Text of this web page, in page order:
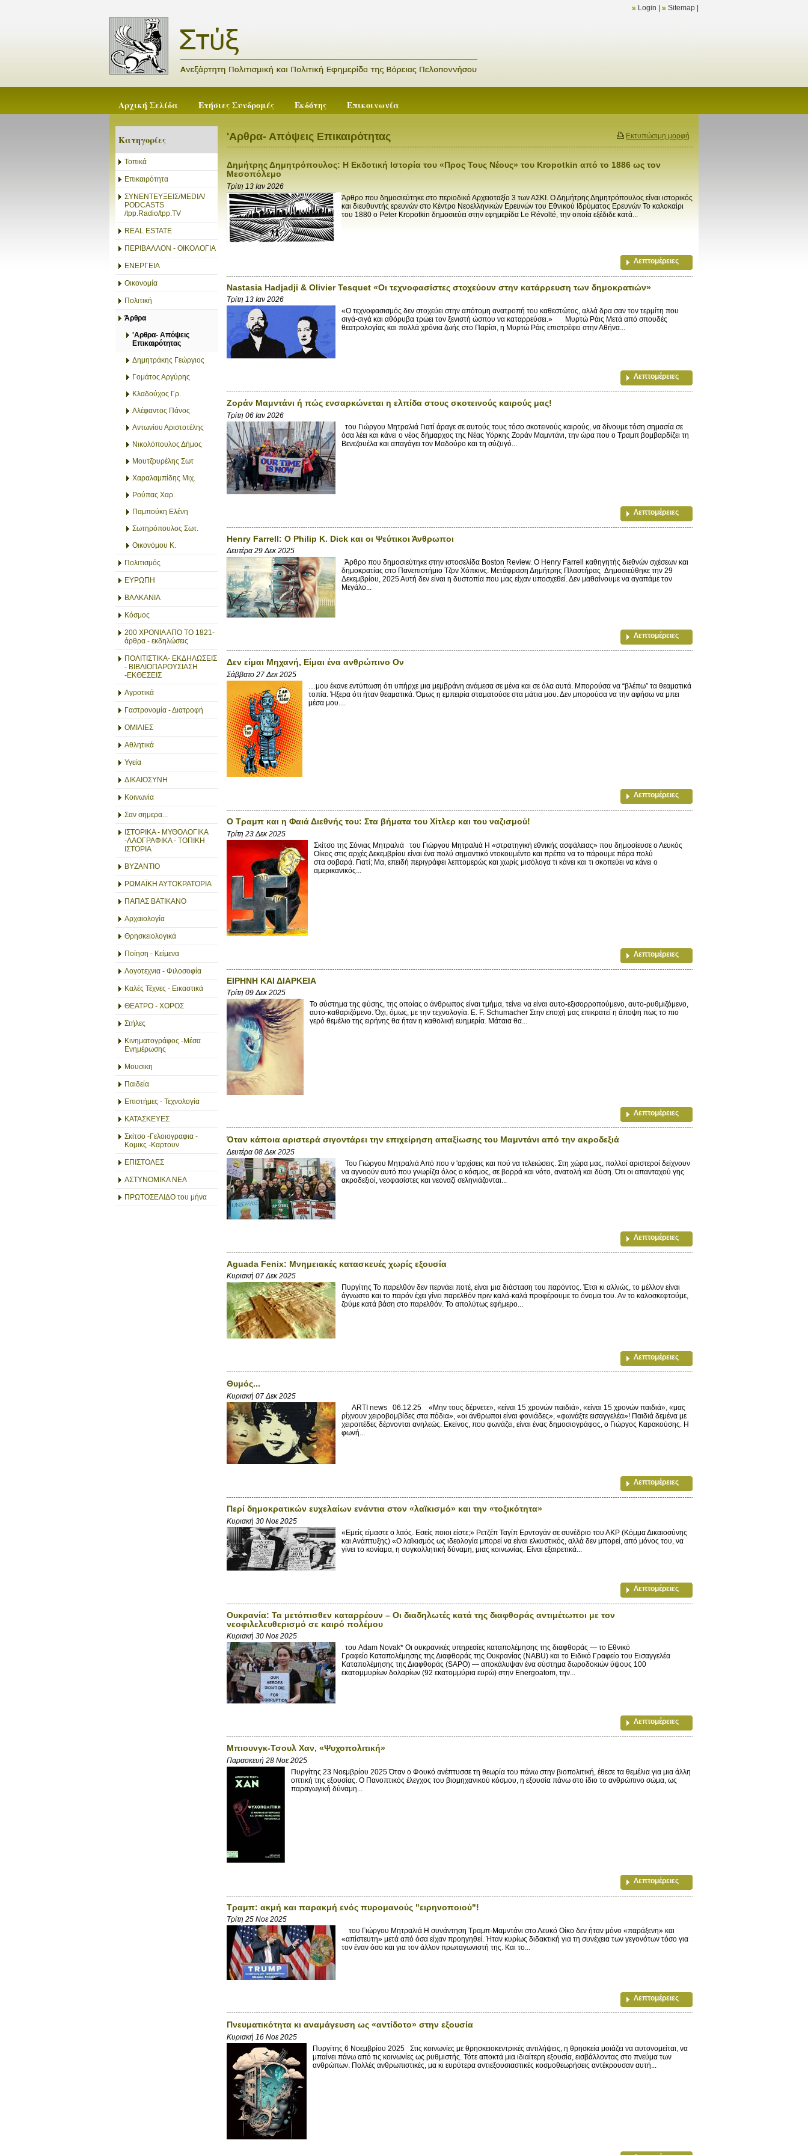
Login Sitemap
Αρχική Σελίδα Ετήσιες Συνδρομές Εκδότης Επικοινωνία
Κατηγορίες
Τοπικά
Επικαιρότητα
ΣΥΝΕΝΤΕΥΞΕΙΣ/MEDIA/
PODCASTS
/tpp.Radio/tpp.TV
REAL ESTATE
ΠΕΡΙΒΑΛΛΟΝ - ΟΙΚΟΛΟΓΙΑ
ΕΝΕΡΓΕΙΑ
Οικονομία
Πολιτική
Άρθρα
'Αρθρα- Απόψεις
Επικαιρότητας
Δημητράκης Γεώργιος
Γομάτος Αργύρης
Κλαδούχος Γρ.
Αλέφαντος Πάνος
Αντωνίου Αριστοτέλης
Νικολόπουλος Δήμος
Μουτζουρέλης Σωτ
Χαραλαμπίδης Μιχ.
Ρούπας Χαρ.
Παμπούκη Ελένη
Σωτηρόπουλος Σωτ.
Οικονόμου Κ.
Πολιτισμός
ΕΥΡΩΠΗ
ΒΑΛΚΑΝΙΑ
Κόσμος
200 ΧΡΟΝΙΑ ΑΠΟ ΤΟ 1821-
άρθρα - εκδηλώσεις
ΠΟΛΙΤΙΣΤΙΚΑ- ΕΚΔΗΛΩΣΕΙΣ
- ΒΙΒΛΙΟΠΑΡΟΥΣΙΑΣΗ
-ΕΚΘΕΣΕΙΣ
Αγροτικά
Γαστρονομία - Διατροφή
ΟΜΙΛΙΕΣ
Αθλητικά
Υγεία
ΔΙΚΑΙΟΣΥΝΗ
Κοινωνία
Σαν σημερα...
ΙΣΤΟΡΙΚΑ - ΜΥΘΟΛΟΓΙΚΑ
-ΛΑΟΓΡΑΦΙΚΑ - ΤΟΠΙΚΗ
ΙΣΤΟΡΙΑ
ΒΥΖΑΝΤΙΟ
ΡΩΜΑΪΚΗ ΑΥΤΟΚΡΑΤΟΡΙΑ
ΠΑΠΑΣ ΒΑΤΙΚΑΝΟ
Αρχαιολογία
Θρησκειολογικά
Ποίηση - Κείμενα
Λογοτεχνια - Φιλοσοφία
Καλές Τέχνες - Εικαστικά
ΘΕΑΤΡΟ - ΧΟΡΟΣ
Στήλες
Κινηματογράφος -Μέσα
Ενημέρωσης
Μουσικη
Παιδεία
Επιστήμες - Τεχνολογία
ΚΑΤΑΣΚΕΥΕΣ
Σκίτσο -Γελοιογραφια -
Κομικς -Καρτουν
ΕΠΙΣΤΟΛΕΣ
ΑΣΤΥΝΟΜΙΚΑ ΝΕΑ
ΠΡΩΤΟΣΕΛΙΔΟ του μήνα
Εκτυπώσιμη μορφή
'Αρθρα- Απόψεις Επικαιρότητας
Δημήτρης Δημητρόπουλος: Η Εκδοτική Ιστορία του «Προς Τους Νέους» του Kropotkin από το 1886 ως τον
Μεσοπόλεμο
Τρίτη 13 Ιαν 2026
Άρθρο που δημοσιεύτηκε στο περιοδικό Αρχειοταξίο 3 των ΑΣΚΙ. Ο Δημήτρης Δημητρόπουλος είναι ιστορικός
και διευθυντής ερευνών στο Κέντρο Νεοελληνικών Ερευνών του Εθνικού Ιδρύματος Ερευνών Το καλοκαίρι
του 1880 ο Peter Kropotkin δημοσιεύει στην εφημερίδα Le Révolté, την οποία εξέδιδε κατά...
Λεπτομέρειες
Nastasia Hadjadji & Olivier Tesquet «Οι τεχνοφασίστες στοχεύουν στην κατάρρευση των δημοκρατιών»
Τρίτη 13 Ιαν 2026
«Ο τεχνοφασισμός δεν στοχεύει στην απότομη ανατροπή του καθεστώτος, αλλά δρα σαν τον τερμίτη που
σιγά-σιγά και αθόρυβα τρώει τον ξενιστή ώσπου να καταρρεύσει.» Μυρτώ Ράις Μετά από σπουδές
θεατρολογίας και πολλά χρόνια ζωής στο Παρίσι, η Μυρτώ Ράις επιστρέφει στην Αθήνα...
Λεπτομέρειες
Ζοράν Μαμντάνι ή πώς ενσαρκώνεται η ελπίδα στους σκοτεινούς καιρούς μας!
Τρίτη 06 Ιαν 2026
του Γιώργου Μητραλιά Γιατί άραγε σε αυτούς τους τόσο σκοτεινούς καιρούς, να δίνουμε τόση σημασία σε
όσα λέει και κάνει ο νέος δήμαρχος της Νέας Υόρκης Ζοράν Μαμντάνι, την ώρα που ο Τραμπ βομβαρδίζει τη
Βενεζουέλα και απαγάγει τον Μαδούρο και τη σύζυγό...
Λεπτομέρειες
Henry Farrell: Ο Philip K. Dick και οι Ψεύτικοι Άνθρωποι
Δευτέρα 29 Δεκ 2025
Άρθρο που δημοσιεύτηκε στην ιστοσελίδα Boston Review. O Henry Farrell καθηγητής διεθνών σχέσεων και
δημοκρατίας στο Πανεπιστήμιο Τζον Χόπκινς. Μετάφραση Δημήτρης Πλαστήρας Δημοσιεύθηκε την 29
Δεκεμβρίου, 2025 Αυτή δεν είναι η δυστοπία που μας είχαν υποσχεθεί. Δεν μαθαίνουμε να αγαπάμε τον
Μεγάλο...
Λεπτομέρειες
Δεν είμαι Μηχανή, Είμαι ένα ανθρώπινο Ον
Σάββατο 27 Δεκ 2025
…μου έκανε εντύπωση ότι υπήρχε μια μεμβράνη ανάμεσα σε μένα και σε όλα αυτά. Μπορούσα να “βλέπω” τα θεαματικά
τοπία. Ήξερα ότι ήταν θεαματικά. Όμως η εμπειρία σταματούσε στα μάτια μου. Δεν μπορούσα να την αφήσω να μπει
μέσα μου....
Λεπτομέρειες
Ο Τραμπ και η Φαιά Διεθνής του: Στα βήματα του Χίτλερ και του ναζισμού!
Τρίτη 23 Δεκ 2025
Σκίτσο της Σόνιας Μητραλιά του Γιώργου Μητραλιά Η «στρατηγική εθνικής ασφάλειας» που δημοσίευσε ο Λευκός
Οίκος στις αρχές Δεκεμβρίου είναι ένα πολύ σημαντικό ντοκουμέντο και πρέπει να το πάρουμε πάρα πολύ
στα σοβαρά. Γιατί; Μα, επειδή περιγράφει λεπτομερώς και χωρίς μισόλογα τι κάνει και τι σκοπεύει να κάνει ο
αμερικανικός...
Λεπτομέρειες
ΕΙΡΗΝΗ ΚΑΙ ΔΙΑΡΚΕΙΑ
Τρίτη 09 Δεκ 2025
Το σύστημα της φύσης, της οποίας ο άνθρωπος είναι τμήμα, τείνει να είναι αυτο-εξισορροπούμενο, αυτο-ρυθμιζόμενο,
αυτο-καθαριζόμενο. Όχι, όμως, με την τεχνολογία. Ε. F. Schumacher Στην εποχή μας επικρατεί η άποψη πως το πιο
γερό θεμέλιο της ειρήνης θα ήταν η καθολική ευημερία. Μάταια θα...
Λεπτομέρειες
Όταν κάποια αριστερά σιγοντάρει την επιχείρηση απαξίωσης του Μαμντάνι από την ακροδεξιά
Δευτέρα 08 Δεκ 2025
Του Γιώργου Μητραλιά Από που ν 'αρχίσεις και πού να τελειώσεις. Στη χώρα μας, πολλοί αριστεροί δείχνουν
να αγνοούν αυτό που γνωρίζει όλος ο κόσμος, σε βορρά και νότο, ανατολή και δύση. Ότι οι απανταχού γης
ακροδεξιοί, νεοφασίστες και νεοναζί σεληνιάζονται...
Λεπτομέρειες
Aguada Fenix: Μνημειακές κατασκευές χωρίς εξουσία
Κυριακή 07 Δεκ 2025
Πυργίτης Το παρελθόν δεν περνάει ποτέ, είναι μια διάσταση του παρόντος. Έτσι κι αλλιώς, το μέλλον είναι
άγνωστο και το παρόν έχει γίνει παρελθόν πριν καλά-καλά προφέρουμε το όνομα του. Αν το καλοσκεφτούμε,
ζούμε κατά βάση στο παρελθόν. Το απολύτως εφήμερο...
Λεπτομέρειες
Θυμός...
Κυριακή 07 Δεκ 2025
ARTI news 06.12.25 «Μην τους δέρνετε», «είναι 15 χρονών παιδιά», «είναι 15 χρονών παιδιά», «μας
ρίχνουν χειροβομβίδες στα πόδια», «οι άνθρωποι είναι φονιάδες», «φωνάξτε εισαγγελέα»! Παιδιά δεμένα με
χειροπέδες δέρνονται ανηλεώς. Εκείνος, που φωνάζει, είναι ένας δημοσιογράφος, ο Γιώργος Καρακούσης. Η
φωνή...
Λεπτομέρειες
Περί δημοκρατικών ευχελαίων ενάντια στον «λαϊκισμό» και την «τοξικότητα»
Κυριακή 30 Νοε 2025
«Εμείς είμαστε ο λαός. Εσείς ποιοι είστε;» Ρετζέπ Ταγίπ Ερντογάν σε συνέδριο του ΑΚP (Κόμμα Δικαιοσύνης
και Ανάπτυξης) «Ο λαϊκισμός ως ιδεολογία μπορεί να είναι ελκυστικός, αλλά δεν μπορεί, από μόνος του, να
γίνει το κονίαμα, η συγκολλητική δύναμη, μιας κοινωνίας. Είναι εξαιρετικά...
Λεπτομέρειες
Ουκρανία: Τα μετόπισθεν καταρρέουν – Οι διαδηλωτές κατά της διαφθοράς αντιμέτωποι με τον
νεοφιλελευθερισμό σε καιρό πολέμου
Κυριακή 30 Νοε 2025
του Adam Novak* Οι ουκρανικές υπηρεσίες καταπολέμησης της διαφθοράς — το Εθνικό
Γραφείο Καταπολέμησης της Διαφθοράς της Ουκρανίας (NABU) και το Ειδικό Γραφείο του Εισαγγελέα
Καταπολέμησης της Διαφθοράς (SAPO) — αποκάλυψαν ένα σύστημα δωροδοκιών ύψους 100
εκατομμυρίων δολαρίων (92 εκατομμύρια ευρώ) στην Energoatom, την...
Λεπτομέρειες
Μπιουνγκ-Τσουλ Χαν, «Ψυχοπολιτική»
Παρασκευή 28 Νοε 2025
Πυργίτης 23 Νοεμβρίου 2025 Όταν ο Φουκό ανέπτυσσε τη θεωρία του πάνω στην βιοπολιτική, έθεσε τα θεμέλια για μια άλλη
οπτική της εξουσίας. Ο Πανοπτικός έλεγχος του βιομηχανικού κόσμου, η εξουσία πάνω στο ίδιο το ανθρώπινο σώμα, ως
παραγωγική δύναμη...
Λεπτομέρειες
Τραμπ: ακμή και παρακμή ενός πυρομανούς "ειρηνοποιού"!
Τρίτη 25 Νοε 2025
του Γιώργου Μητραλιά Η συνάντηση Τραμπ-Μαμντάνι στο Λευκό Οίκο δεν ήταν μόνο «παράξενη» και
«απίστευτη» μετά από όσα είχαν προηγηθεί. Ήταν κυρίως διδακτική για τη συνέχεια των γεγονότων τόσο για
τον έναν όσο και για τον άλλον πρωταγωνιστή της. Και το...
Λεπτομέρειες
Πνευματικότητα κι αναμάγευση ως «αντίδοτο» στην εξουσία
Κυριακή 16 Νοε 2025
Πυργίτης 6 Νοεμβρίου 2025 Στις κοινωνίες με θρησκειοκεντρικές αντιλήψεις, η θρησκεία μοιάζει να αυτονομείται, να
μπαίνει πάνω από τις κοινωνίες ως ρυθμιστής. Τότε αποκτά μια ιδιαίτερη εξουσία, εισβάλλοντας στο πνεύμα των
ανθρώπων. Πολλές ανθρωπιστικές, μα κι ευρύτερα αντιεξουσιαστικές κοσμοθεωρήσεις αντέκρουσαν αυτή...